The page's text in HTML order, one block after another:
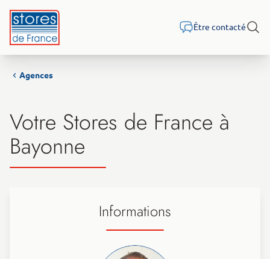
Être contacté
Agences
Votre Stores de France à
Bayonne
Informations